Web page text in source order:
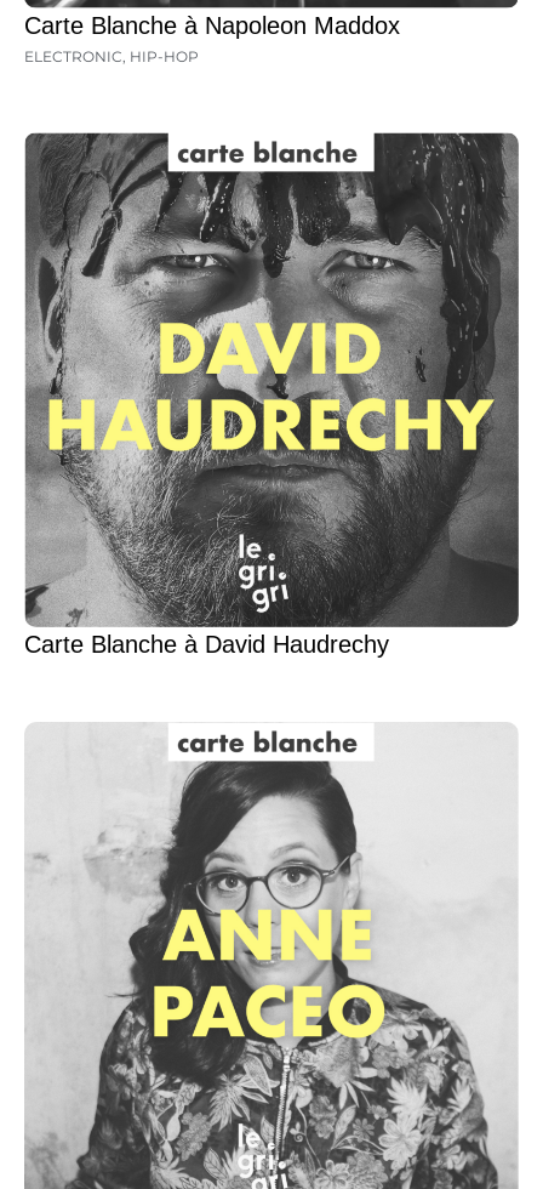
Carte Blanche à Napoleon Maddox
ELECTRONIC, HIP-HOP
Carte Blanche à David Haudrechy